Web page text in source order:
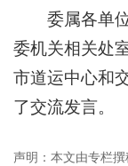
委属各单位
委机关相关处
市道运中心和
了交流发言。
声明：本文由专栏